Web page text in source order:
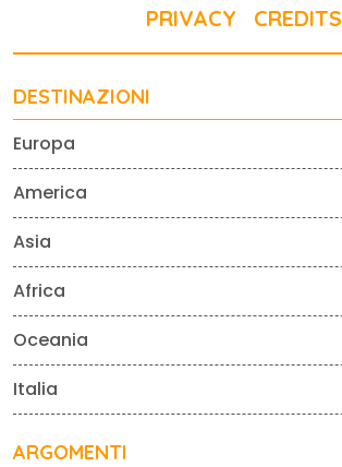
PRIVACY CREDITS
DESTINAZIONI
Europa
America
Asia
Africa
Oceania
Italia
ARGOMENTI